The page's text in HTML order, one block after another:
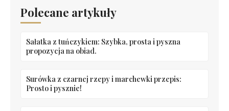
Polecane artykuły
Sałatka z tuńczykiem: Szybka, prosta i pyszna
propozycja na obiad.
Surówka z czarnej rzepy i marchewki przepis:
Prosto i pysznie!